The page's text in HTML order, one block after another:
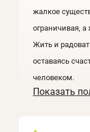
жалкое
ограничивая,
Жить и
оставаясь
человеком.
Показать